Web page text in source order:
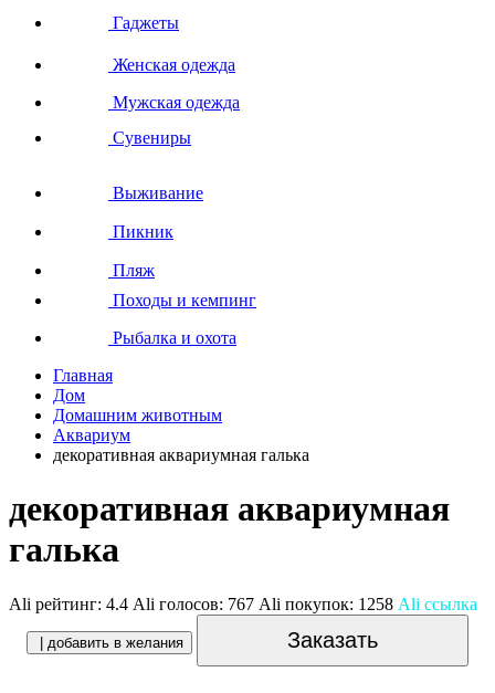
Гаджеты
Женская одежда
Мужская одежда
Сувениры
Выживание
Пикник
Пляж
Походы и кемпинг
Рыбалка и охота
Главная
Дом
Домашним животным
Аквариум
декоративная аквариумная галька
декоративная аквариумная
галька
Ali рейтинг: 4.4 Ali голосов: 767 Ali покупок: 1258 Ali ссылка
| добавить в желания Заказать